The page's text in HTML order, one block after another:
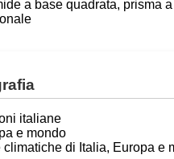
a base quadrata, prisma
italiane
e mondo
climatiche di Italia, Europa e